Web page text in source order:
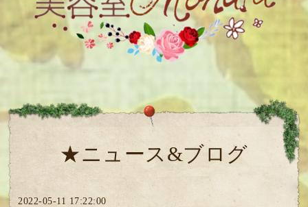
★ニュース&ブログ
2022-05-11 17:22:00